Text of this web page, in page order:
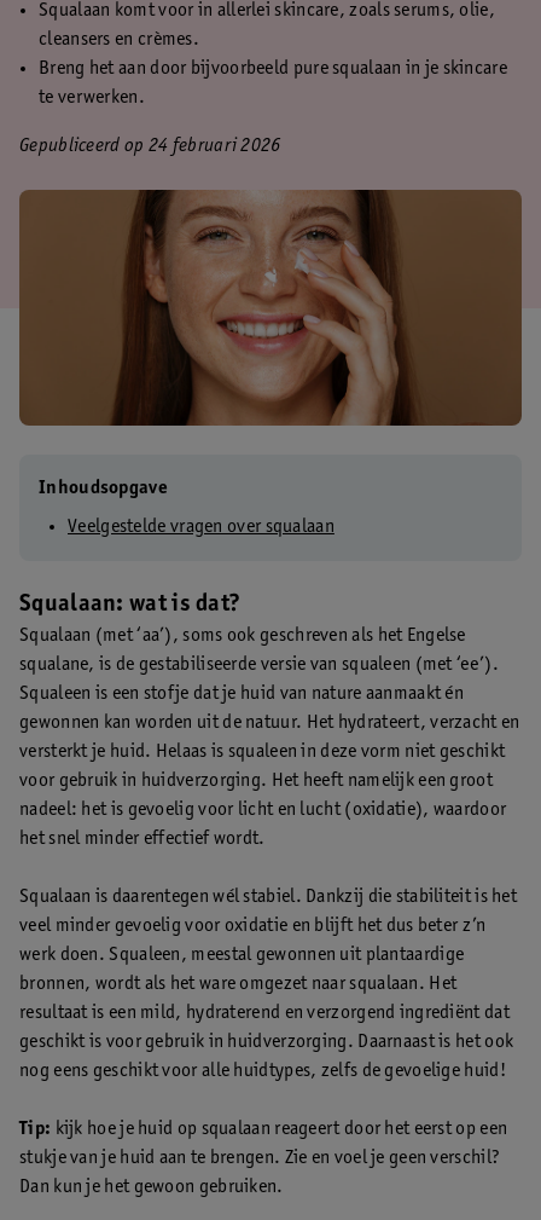
Squalaan komt voor in allerlei skincare, zoals serums, olie,
cleansers en crèmes.
Breng het aan door bijvoorbeeld pure squalaan in je skincare
te verwerken.
Gepubliceerd op 24 februari 2026
Inhoudsopgave
Veelgestelde vragen over squalaan
Squalaan: wat is dat?
Squalaan (met ‘aa’), soms ook geschreven als het Engelse
squalane, is de gestabiliseerde versie van squaleen (met ‘ee’).
Squaleen is een stofje dat je huid van nature aanmaakt én
gewonnen kan worden uit de natuur. Het hydrateert, verzacht en
versterkt je huid. Helaas is squaleen in deze vorm niet geschikt
voor gebruik in huidverzorging. Het heeft namelijk een groot
nadeel: het is gevoelig voor licht en lucht (oxidatie), waardoor
het snel minder effectief wordt.
Squalaan is daarentegen wél stabiel. Dankzij die stabiliteit is het
veel minder gevoelig voor oxidatie en blijft het dus beter z’n
werk doen. Squaleen, meestal gewonnen uit plantaardige
bronnen, wordt als het ware omgezet naar squalaan. Het
resultaat is een mild, hydraterend en verzorgend ingrediënt dat
geschikt is voor gebruik in huidverzorging. Daarnaast is het ook
nog eens geschikt voor alle huidtypes, zelfs de gevoelige huid!
Tip: kijk hoe je huid op squalaan reageert door het eerst op een
stukje van je huid aan te brengen. Zie en voel je geen verschil?
Dan kun je het gewoon gebruiken.